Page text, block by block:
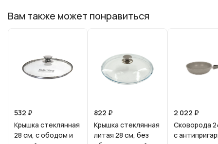
Вам также может понравиться
532 ₽
Крышка стеклянная
28 см, с ободом и
822 ₽
Крышка стеклянная
литая 28 см, без
2 022 ₽
Сковорода
с